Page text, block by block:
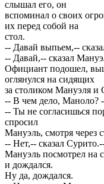
слышал его, он
вспоминал о своих
их перед собой на
стол.
-- Давай выпьем,--
-- Давай,-- сказал
Официант подошел,
оглянулся на сидящих
за столиком Мануэля и
-- В чем дело, Маноло?
-- Ты не согласишься
спросил
Мануэль, смотря через
-- Нет,-- сказал
Мануэль посмотрел на
и дождался.
Ну да, дождался.